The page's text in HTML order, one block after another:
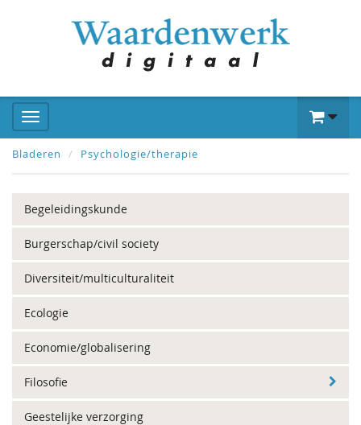
Bladeren Psychologie/therapie
Begeleidingskunde
Burgerschap/civil society
Diversiteit/multiculturaliteit
Ecologie
Economie/globalisering
Filosofie
Geestelijke verzorging